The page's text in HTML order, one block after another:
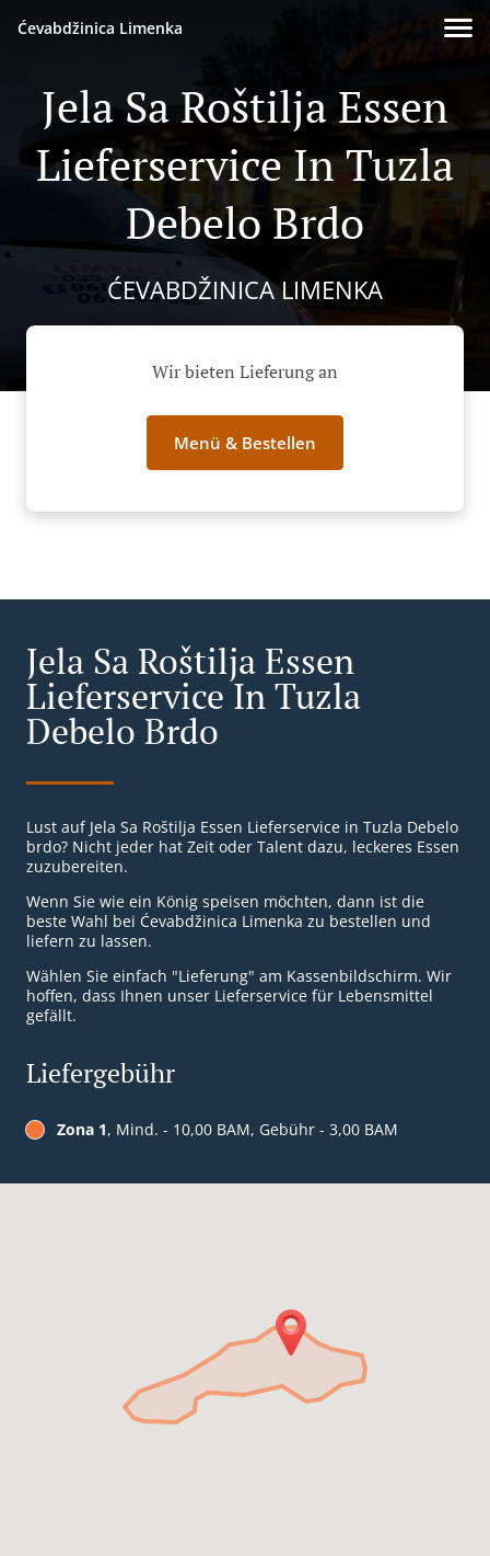
Ćevabdžinica Limenka
Jela Sa Roštilja Essen
Lieferservice In Tuzla
Debelo Brdo
ĆEVABDŽINICA LIMENKA
Wir bieten Lieferung an
Menü & Bestellen
Jela Sa Roštilja Essen
Lieferservice In Tuzla
Debelo Brdo
Lust auf Jela Sa Roštilja Essen Lieferservice in Tuzla Debelo
brdo? Nicht jeder hat Zeit oder Talent dazu, leckeres Essen
zuzubereiten.
Wenn Sie wie ein König speisen möchten, dann ist die
beste Wahl bei Ćevabdžinica Limenka zu bestellen und
liefern zu lassen.
Wählen Sie einfach "Lieferung" am Kassenbildschirm. Wir
hoffen, dass Ihnen unser Lieferservice für Lebensmittel
gefällt.
Liefergebühr
Zona 1, Mind. - 10,00 BAM, Gebühr - 3,00 BAM